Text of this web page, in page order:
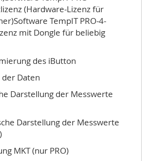
(Hardware-Lizenz für
TempIT PRO-4-
mit Dongle für beliebig
des iButton
Daten
Darstellung der Messwerte
Darstellung der Messwerte
MKT (nur PRO)